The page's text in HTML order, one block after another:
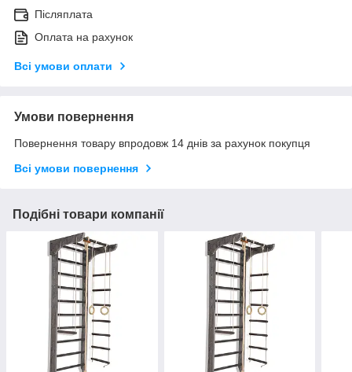
Післяплата
Оплата на рахунок
Всі умови оплати
Умови повернення
Повернення товару впродовж 14 днів за рахунок покупця
Всі умови повернення
Подібні товари компанії